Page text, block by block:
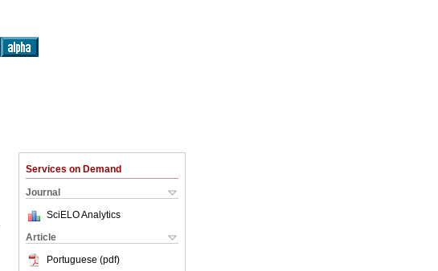
Services on Demand
Journal
SciELO Analytics
Article
Portuguese (pdf)